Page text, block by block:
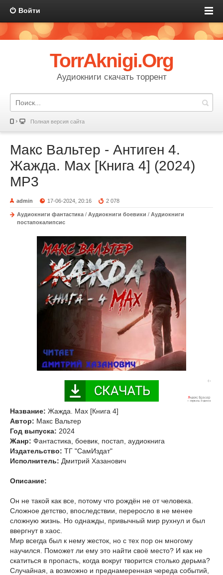
Войти
TorrAknigi.Org
Аудиокниги скачать торрент
Полная версия сайта
Макс Вальтер - Антиген 4.
Жажда. Max [Книга 4] (2024)
MP3
admin 17-06-2024, 20:16 2 078
Аудиокниги фантастика / Аудиокниги боевики / Аудиокниги
постапокалипсис
Название: Жажда. Max [Книга 4]
Автор: Макс Вальтер
Год выпуска: 2024
Жанр: Фантастика, боевик, постап, аудиокнига
Издательство: ТГ "СамИздат"
Исполнитель: Дмитрий Хазанович
Описание:
Он не такой как все, потому что рождён не от человека.
Сложное детство, впоследствии, переросло в не менее
сложную жизнь. Но однажды, привычный мир рухнул и был
ввергнут в хаос.
Мир всегда был к нему жесток, но с тех пор он многому
научился. Поможет ли ему это найти своё место? И как не
скатиться в пропасть, когда вокруг творится столько дерьма?
Случайная, а возможно и преднамеренная череда событий,